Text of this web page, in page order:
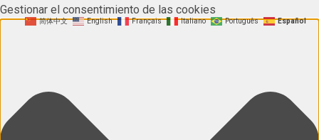
Gestionar el consentimiento de las cookies
简体中文 English Français Italiano Português Español